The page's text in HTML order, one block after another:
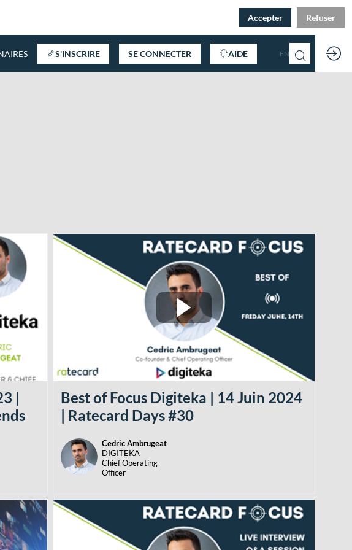
S'INSCRIRE SE CONNECTER AIDE EN
|
Best of Focus Digiteka | 14 Juin 2024
| Ratecard Days #30
CA
Cedric Ambrugeat
DIGITEKA
Chief Operating
Officer
Accepter Refuser